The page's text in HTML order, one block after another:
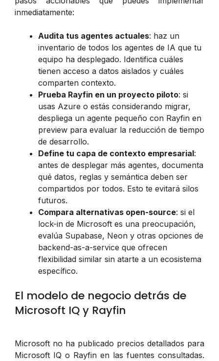
inmediatamente:
Audita tus agentes actuales: haz un
inventario de todos los agentes de IA que tu
equipo ha desplegado. Identifica cuáles
tienen acceso a datos aislados y cuáles
comparten contexto.
Prueba Rayfin en un proyecto piloto: si
usas Azure o estás considerando migrar,
despliega un agente pequeño con Rayfin en
preview para evaluar la reducción de tiempo
de desarrollo.
Define tu capa de contexto empresarial:
antes de desplegar más agentes, documenta
qué datos, reglas y semántica deben ser
compartidos por todos. Esto te evitará silos
futuros.
Compara alternativas open-source: si el
lock-in de Microsoft es una preocupación,
evalúa Supabase, Neon y otras opciones de
backend-as-a-service que ofrecen
flexibilidad similar sin atarte a un ecosistema
específico.
El modelo de negocio detrás de
Microsoft IQ y Rayfin
Microsoft no ha publicado precios detallados para
Microsoft IQ o Rayfin en las fuentes consultadas.